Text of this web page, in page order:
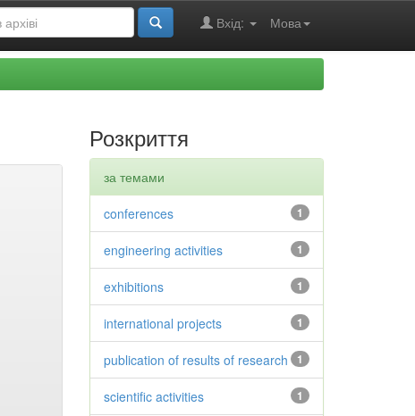
Мова
Вхід:
Розкриття
за темами
1
conferences
1
engineering activities
1
exhibitions
1
international projects
1
publication of results of research
1
scientific activities